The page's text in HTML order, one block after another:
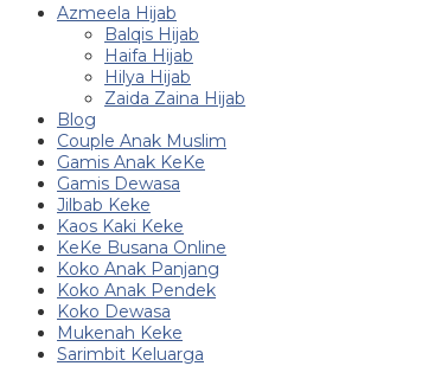
Azmeela Hijab
Balqis Hijab
Haifa Hijab
Hilya Hijab
Zaida Zaina Hijab
Blog
Couple Anak Muslim
Gamis Anak KeKe
Gamis Dewasa
Jilbab Keke
Kaos Kaki Keke
KeKe Busana Online
Koko Anak Panjang
Koko Anak Pendek
Koko Dewasa
Mukenah Keke
Sarimbit Keluarga